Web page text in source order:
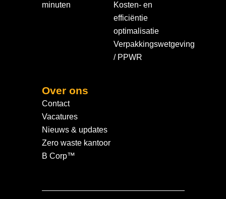
minuten
Kosten- en
efficiëntie
optimalisatie
Verpakkingswetgeving
/ PPWR
Over ons
Contact
Vacatures
Nieuws & updates
Zero waste kantoor
B Corp™